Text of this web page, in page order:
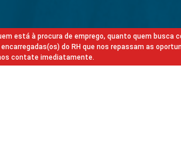
está à procura de emprego, quanto quem busca
do RH que nos repassam as
contate imediatamente.